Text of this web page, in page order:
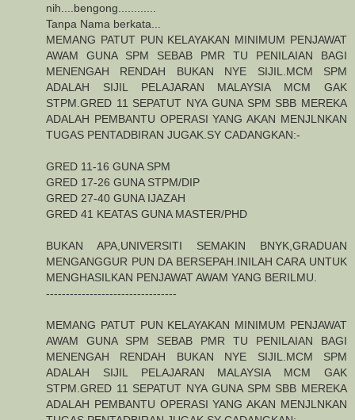
nih....bengong............
Tanpa Nama berkata...
MEMANG PATUT PUN KELAYAKAN MINIMUM PENJAWAT
AWAM GUNA SPM SEBAB PMR TU PENILAIAN BAGI
MENENGAH RENDAH BUKAN NYE SIJIL.MCM SPM
ADALAH SIJIL PELAJARAN MALAYSIA MCM GAK
STPM.GRED 11 SEPATUT NYA GUNA SPM SBB MEREKA
ADALAH PEMBANTU OPERASI YANG AKAN MENJLNKAN
TUGAS PENTADBIRAN JUGAK.SY CADANGKAN:-
GRED 11-16 GUNA SPM
GRED 17-26 GUNA STPM/DIP
GRED 27-40 GUNA IJAZAH
GRED 41 KEATAS GUNA MASTER/PHD
BUKAN APA,UNIVERSITI SEMAKIN BNYK,GRADUAN
MENGANGGUR PUN DA BERSEPAH.INILAH CARA UNTUK
MENGHASILKAN PENJAWAT AWAM YANG BERILMU.
---------------------------------
MEMANG PATUT PUN KELAYAKAN MINIMUM PENJAWAT
AWAM GUNA SPM SEBAB PMR TU PENILAIAN BAGI
MENENGAH RENDAH BUKAN NYE SIJIL.MCM SPM
ADALAH SIJIL PELAJARAN MALAYSIA MCM GAK
STPM.GRED 11 SEPATUT NYA GUNA SPM SBB MEREKA
ADALAH PEMBANTU OPERASI YANG AKAN MENJLNKAN